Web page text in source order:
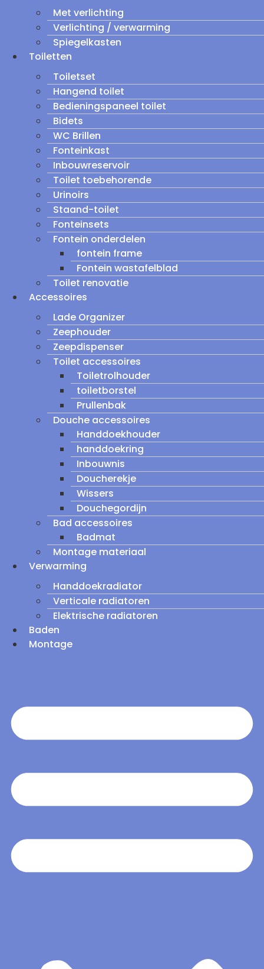
Met verlichting
Verlichting / verwarming
Spiegelkasten
Toiletten
Toiletset
Hangend toilet
Bedieningspaneel toilet
Bidets
WC Brillen
Fonteinkast
Inbouwreservoir
Toilet toebehorende
Urinoirs
Staand-toilet
Fonteinsets
Fontein onderdelen
fontein frame
Fontein wastafelblad
Toilet renovatie
Accessoires
Lade Organizer
Zeephouder
Zeepdispenser
Toilet accessoires
Toiletrolhouder
toiletborstel
Prullenbak
Douche accessoires
Handdoekhouder
handdoekring
Inbouwnis
Doucherekje
Wissers
Douchegordijn
Bad accessoires
Badmat
Montage materiaal
Verwarming
Handdoekradiator
Verticale radiatoren
Elektrische radiatoren
Baden
Montage